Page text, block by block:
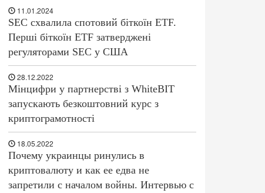
11.01.2024
SEC схвалила спотовий біткоїн ETF.
Перші біткоїн ETF затверджені
регуляторами SEC у США
28.12.2022
Мінцифри у партнерстві з WhiteBIT
запускають безкоштовний курс з
криптограмотності
18.05.2022
Почему украинцы ринулись в
криптовалюту и как ее едва не
запретили с началом войны. Интервью с